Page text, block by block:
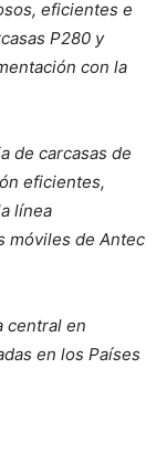
eficientes e
P280 y
con la
de carcasas de
eficientes,
línea
móviles de Antec
central en
en los Países